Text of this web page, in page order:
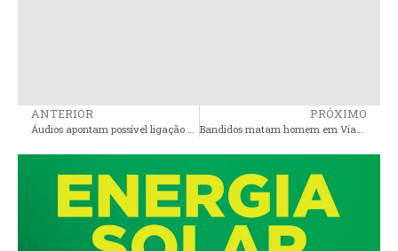
ANTERIOR
Áudios apontam possível ligação de facção com desaparecimento de maranhenses em MT
PRÓXIMO
Bandidos matam homem em Viana-MA, e são baleados por policial